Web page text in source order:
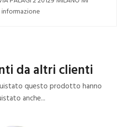
informazione
da altri clienti
questo prodotto hanno
anche...